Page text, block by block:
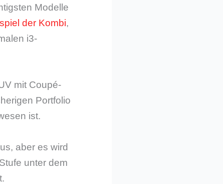
Modelle
der Kombi,
i3-
mit Coupé-
Portfolio
ist.
aber es wird
unter dem